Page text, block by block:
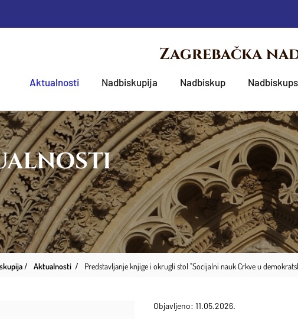
Zagrebačka
Aktualnosti Nadbiskupija Nadbiskup
Aktualnosti Predstavljanje knjige i okrugli stol "Socijalni nauk Crkve u
Objavljeno: 11.05.2026.